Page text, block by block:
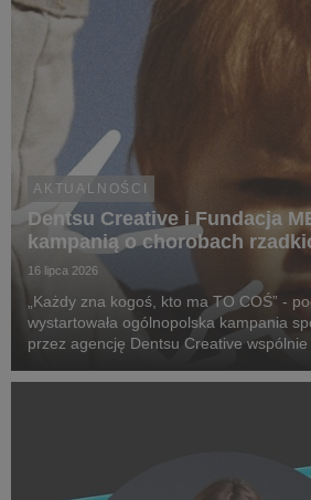
AKTUALNOŚCI
Dentsu Creative i Fundacja
kampanią o chorobach
16 lipca 2026
„Każdy zna kogoś, kto ma TO COŚ” -
wystartowała ogólnopolska kampania
przez agencję Dentsu Creative
chorób rzadkich, zwrócenie uwagi na